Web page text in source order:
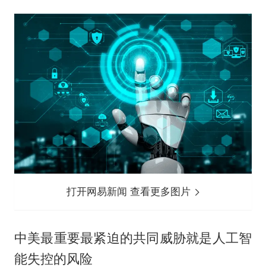
打开网易新闻 查看更多图片
中美最重要最紧迫的共同威胁就是人工智
能失控的风险